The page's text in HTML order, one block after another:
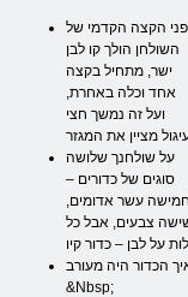
הקצה הקדמי של
השולחן הולך קו לבן
ישר, מתחיל בקצה
אחד וכלה באחרת,
ועל זה נמשך חצי
על שולחנך שלושה
סוגים של כדורים –
חמישה עשר אדומים,
צבעים, אבל כל
הכדור היה מעורב.
&Nbsp;